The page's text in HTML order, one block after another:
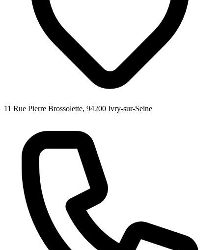
11 Rue Pierre Brossolette, 94200 Ivry-sur-Seine